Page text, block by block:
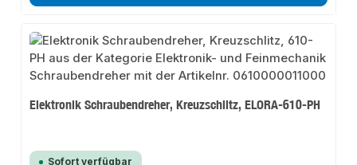
Elektronik Schraubendreher, Kreuzschlitz, ELORA-610-PH
Sofort verfügbar